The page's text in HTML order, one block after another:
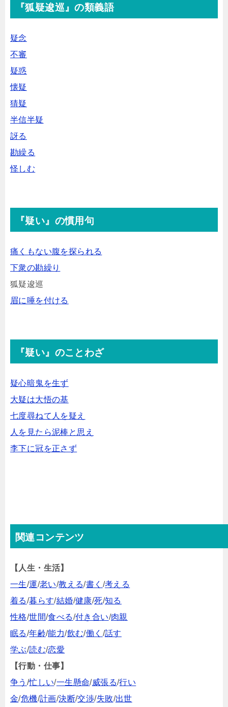
『狐疑逡巡』の類義語
疑念
不審
疑惑
懐疑
猜疑
半信半疑
訝る
勘繰る
怪しむ
『疑い』の慣用句
痛くもない腹を探られる
下衆の勘繰り
狐疑逡巡
眉に唾を付ける
『疑い』のことわざ
疑心暗鬼を生ず
大疑は大悟の基
七度尋ねて人を疑え
人を見たら泥棒と思え
李下に冠を正さず
関連コンテンツ
【人生・生活】
一生/運/老い/教える/書く /考える
着る/暮らす/結婚/健康/死/知る
性格/世間/食べる/付き合い/肉親
眠る/年齢/能力/飲む/働く /話す
学ぶ/読む/恋愛
【行動・仕事】
争う /忙しい/一生懸命/威張る/行い
金/危機/計画/決断/交渉/失敗/出世